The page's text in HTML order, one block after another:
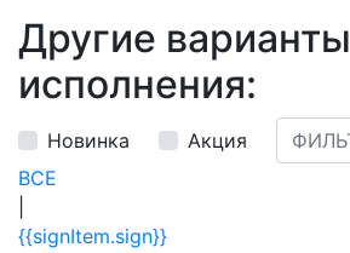
Другие варианты
исполнения:
Новинка
Акция
ВСЕ
{{signItem.sign}}